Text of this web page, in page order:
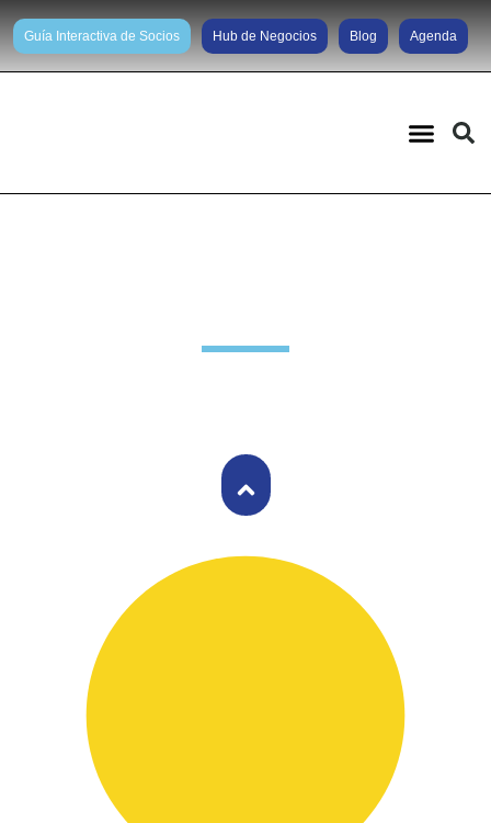
Guía Interactiva de Socios Hub de Negocios Blog Agenda